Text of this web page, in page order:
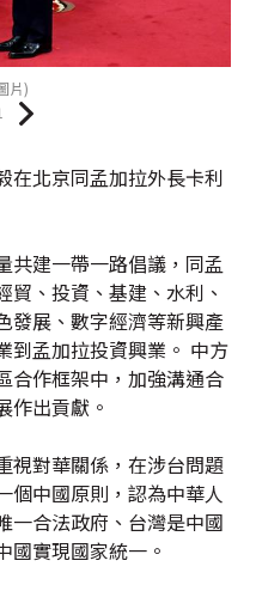
片)
在北京同孟加拉外長卡利
共建一帶一路倡議，同孟
、投資、基建、水利、
發展、數字經濟等新興產
到孟加拉投資興業。 中方
合作框架中，加強溝通合
作出貢獻。
視對華關係，在涉台問題
個中國原則，認為中華人
一合法政府、台灣是中國
國實現國家統一。